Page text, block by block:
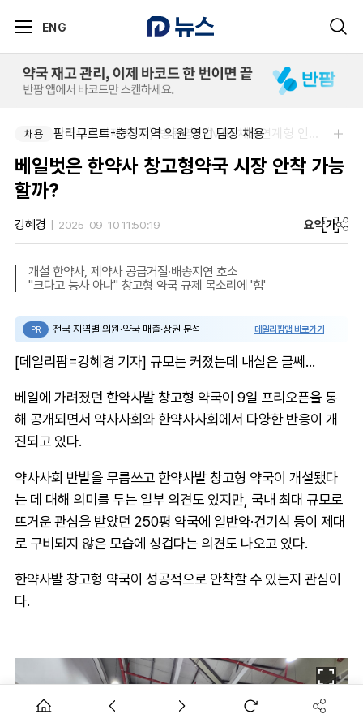
ENG
채용
채용 팜리쿠르트-충청지역 의원 영업 팀장 채용
베일벗은 한약사 창고형약국 시장 안착 가능
할까?
강혜경 2025-09-10 11:50:19 요약가
개설 한약사, 제약사 공급거절·배송지연 호소
"크다고 능사 아냐" 창고형 약국 규제 목소리에 '힘'
PR 전국 지역별 의원·약국 매출·상권 분석 데일리팜맵 바로가기
[데일리팜=강혜경 기자] 규모는 커졌는데 내실은 글쎄...
베일에 가려졌던 한약사발 창고형 약국이 9일 프리오픈을 통
해 공개되면서 약사사회와 한약사사회에서 다양한 반응이 개
진되고 있다.
약사사회 반발을 무릅쓰고 한약사발 창고형 약국이 개설됐다
는 데 대해 의미를 두는 일부 의견도 있지만, 국내 최대 규모로
뜨거운 관심을 받았던 250평 약국에 일반약·건기식 등이 제대
로 구비되지 않은 모습에 싱겁다는 의견도 나오고 있다.
한약사발 창고형 약국이 성공적으로 안착할 수 있는지 관심이
다.